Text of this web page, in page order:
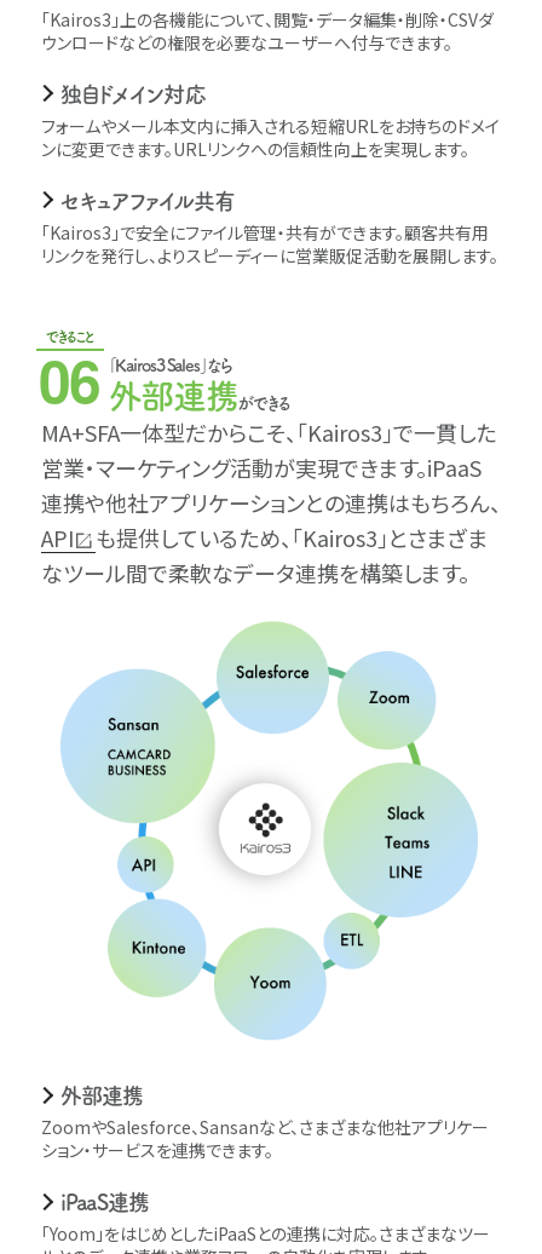
｢Kairos3｣上の各機能について、閲覧・データ編集・削除・CSVダ
ウンロードなどの権限を必要なユーザーへ付与できます。
独自ドメイン対応
フォームやメール本文内に挿入される短縮URLをお持ちのドメイ
ンに変更できます。URLリンクへの信頼性向上を実現します。
セキュアファイル共有
｢Kairos3｣で安全にファイル管理・共有ができます。顧客共有用
リンクを発行し、よりスピーディーに営業販促活動を展開します。
できること
06 ｢Kairos3 Sales｣なら
外部連携ができる
MA+SFA一体型だからこそ、｢Kairos3｣で一貫した
営業・マーケティング活動が実現できます。iPaaS
連携や他社アプリケーションとの連携はもちろん、
API
も提供しているため、｢Kairos3｣とさまざま
なツール間で柔軟なデータ連携を構築します。
外部連携
ZoomやSalesforce、Sansanなど、さまざまな他社アプリケー
ション・サービスを連携できます。
iPaaS連携
｢Yoom｣をはじめとしたiPaaSとの連携に対応。さまざまなツー